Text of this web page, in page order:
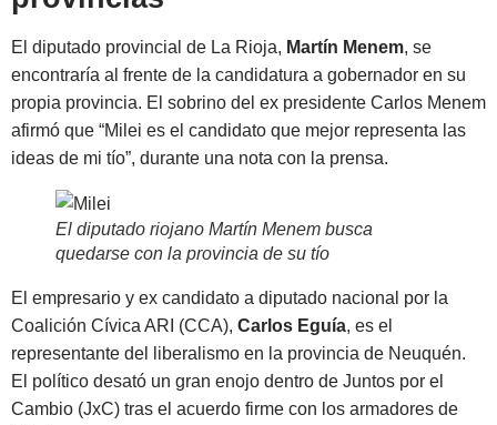
El diputado provincial de La Rioja, Martín Menem, se
encontraría al frente de la candidatura a gobernador en su
propia provincia. El sobrino del ex presidente Carlos Menem
afirmó que “Milei es el candidato que mejor representa las
ideas de mi tío”, durante una nota con la prensa.
El diputado riojano Martín Menem busca
quedarse con la provincia de su tío
El empresario y ex candidato a diputado nacional por la
Coalición Cívica ARI (CCA), Carlos Eguía, es el
representante del liberalismo en la provincia de Neuquén.
El político desató un gran enojo dentro de Juntos por el
Cambio (JxC) tras el acuerdo firme con los armadores de